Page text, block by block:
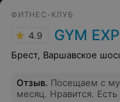
ФИТНЕС-КЛУБ
4.9 GYM
Брест, Варшавское
Отзыв. Посещаем с
месяц. Нравится.